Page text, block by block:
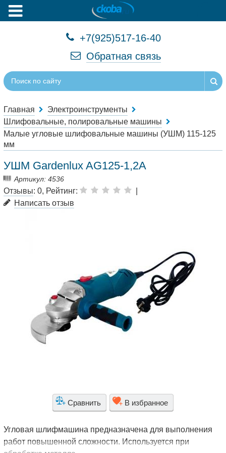
+7(925)517-16-40
Обратная связь
Главная
Электроинструменты
Шлифовальные, полировальные машины
Малые угловые шлифовальные машины (УШМ) 115-125
мм
Сравнить В избранное
УШМ Gardenlux AG125-1,2A
Артикул: 4536
Отзывы: 0, Рейтинг:
|
Написать отзыв
Угловая шлифмашина предназначена для выполнения
работ повышенной сложности. Используется при